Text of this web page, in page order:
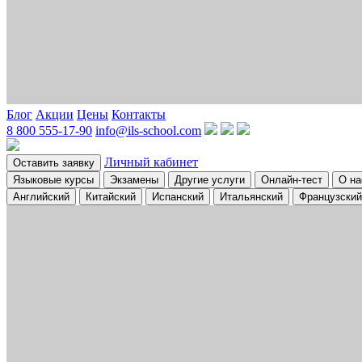
Блог Акции Цены Контакты
8 800 555-17-90 info@ils-school.com
Оставить заявку Личный кабинет
Языковые курсы Экзамены Другие услуги Онлайн-тест
О
Английский
Китайский Испанский Итальянский Французский